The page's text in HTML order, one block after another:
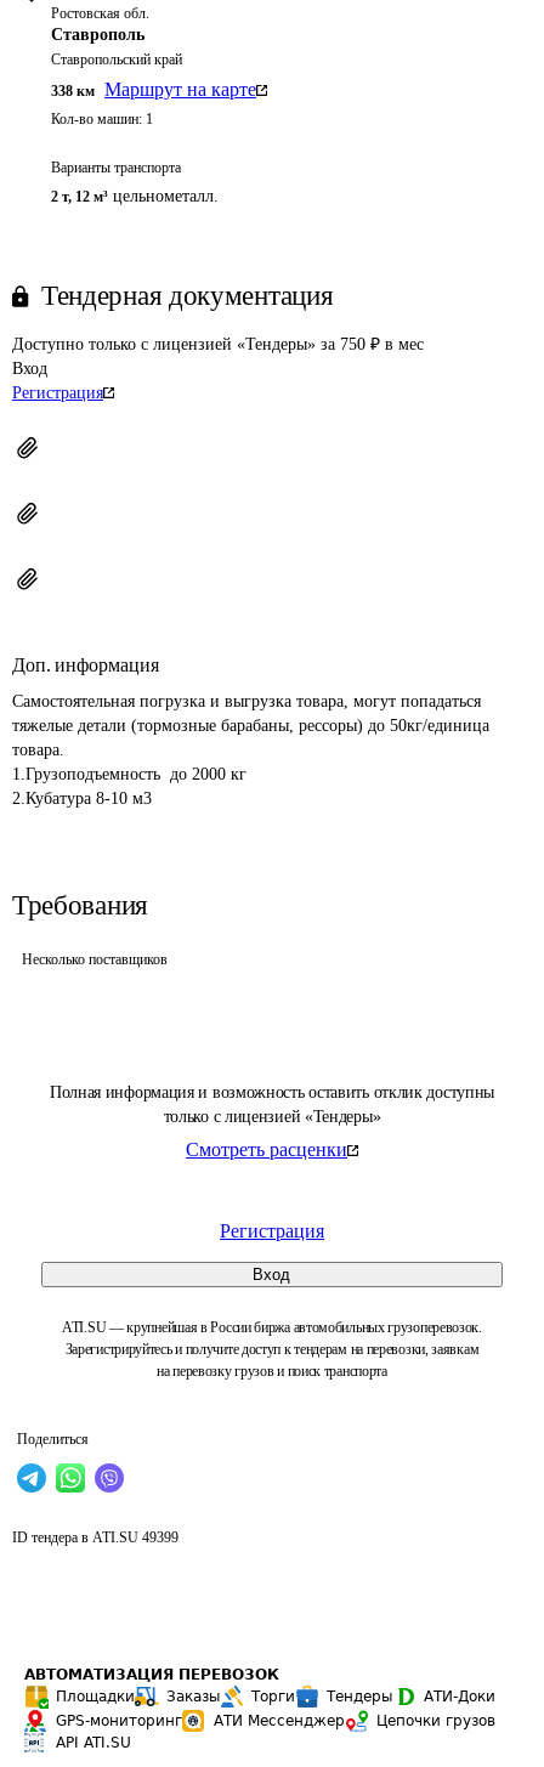
Полная информация и возможность оставить отклик доступны
только с лицензией «Тендеры»
Смотреть расценки
Регистрация
Вход
ATI.SU — крупнейшая в России биржа автомобильных грузоперевозок.
Зарегистрируйтесь и получите доступ к тендерам на перевозки, заявкам
на перевозку грузов и поиск транспорта
Поделиться
Ростовская обл.
Ставрополь
Ставропольский край
338 км Маршрут на карте
Кол-во машин: 1
Варианты транспорта
2 т, 12 м³ цельнометалл.
Тендерная документация
Доступно только с лицензией «Тендеры» за 750 ₽ в мес
Вход
Регистрация
Доп. информация
Самостоятельная погрузка и выгрузка товара, могут попадаться
тяжелые детали (тормозные барабаны, рессоры) до 50кг/единица
товара.
1.Грузоподъемность  до 2000 кг
Требования
Несколько поставщиков
ID тендера в ATI.SU 49399
АВТОМАТИЗАЦИЯ ПЕРЕВОЗОК
Площадки
Заказы Торги Тендеры
АТИ-Доки
GPS-мониторинг
АТИ Мессенджер
Цепочки грузов
API ATI.SU